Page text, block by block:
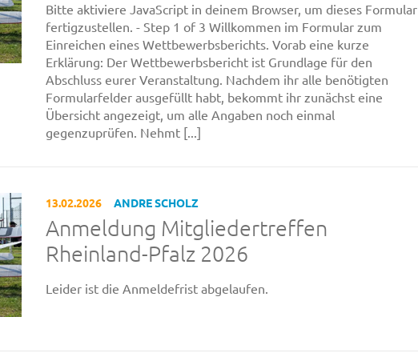
Bitte aktiviere JavaScript in deinem Browser, um dieses Formular
fertigzustellen. - Step 1 of 3 Willkommen im Formular zum
Einreichen eines Wettbewerbsberichts. Vorab eine kurze
Erklärung: Der Wettbewerbsbericht ist Grundlage für den
Abschluss eurer Veranstaltung. Nachdem ihr alle benötigten
Formularfelder ausgefüllt habt, bekommt ihr zunächst eine
Übersicht angezeigt, um alle Angaben noch einmal
gegenzuprüfen. Nehmt [...]
13.02.2026 ANDRE SCHOLZ
Anmeldung Mitgliedertreffen
Rheinland-Pfalz 2026
Leider ist die Anmeldefrist abgelaufen.